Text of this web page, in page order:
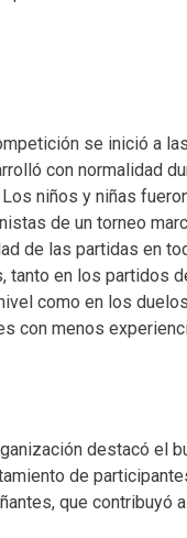
se inició a
con normalidad
Los niños y niñas
de un torneo
de las partidas en
tanto en los partidos
como en los
con menos
destacó el
de
que contribuyó